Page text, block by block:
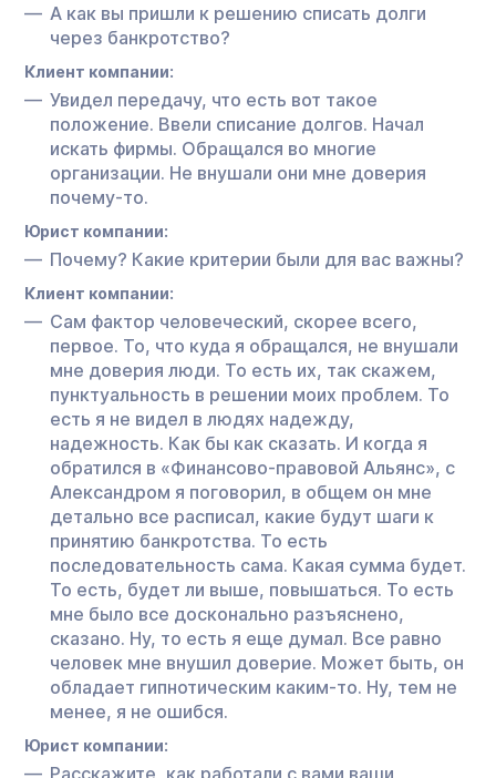
А как вы пришли к решению списать долги
через банкротство?
Клиент компании:
Увидел передачу, что есть вот такое
положение. Ввели списание долгов. Начал
искать фирмы. Обращался во многие
организации. Не внушали они мне доверия
почему-то.
Юрист компании:
Почему? Какие критерии были для вас важны?
Клиент компании:
Сам фактор человеческий, скорее всего,
первое. То, что куда я обращался, не внушали
мне доверия люди. То есть их, так скажем,
пунктуальность в решении моих проблем. То
есть я не видел в людях надежду,
надежность. Как бы как сказать. И когда я
обратился в «Финансово-правовой Альянс», с
Александром я поговорил, в общем он мне
детально все расписал, какие будут шаги к
принятию банкротства. То есть
последовательность сама. Какая сумма будет.
То есть, будет ли выше, повышаться. То есть
мне было все досконально разъяснено,
сказано. Ну, то есть я еще думал. Все равно
человек мне внушил доверие. Может быть, он
обладает гипнотическим каким-то. Ну, тем не
менее, я не ошибся.
Юрист компании:
Расскажите, как работали с вами ваши